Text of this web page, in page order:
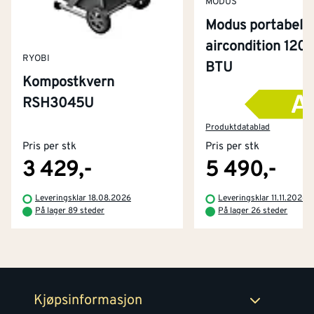
RYOBI
Kompostkvern
RSH3045U
Pris per stk
3 429,-
Leveringsklar 18.08.2026
På lager 89 steder
MODUS
Modus portabel
aircondition
BTU
Produktdatablad
Pris per stk
5 490,-
Leveringsklar 11.11.2026
På lager 26 steder
Kjøpsinformasjon
Kjøpsbetingelser
Retur- og angrerettsskjema
Tjenester
Montér Klubb
Byggevarehus og åpningstider
Prismatch